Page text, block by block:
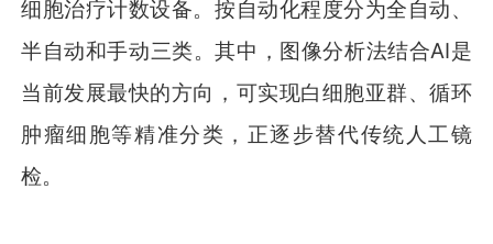
细胞治疗计数设备。按自动化程度分为全自动、
半自动和手动三类。其中，图像分析法结合AI是
当前发展最快的方向，可实现白细胞亚群、循环
肿瘤细胞等精准分类，正逐步替代传统人工镜
检。